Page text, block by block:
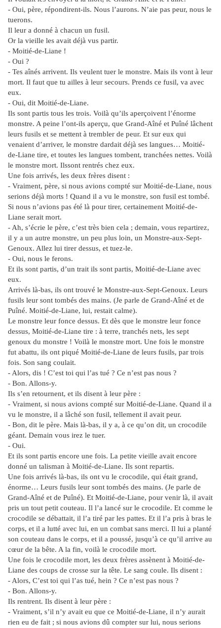
- Oui, père, répondirent-ils. Nous l’aurons. N’aie pas peur, nous le
tuerons.
Il leur a donné à chacun un fusil.
Or la vieille les avait déjà vus partir.
- Moitié-de-Liane !
- Oui ?
- Tes aînés arrivent. Ils veulent tuer le monstre. Mais ils vont à leur
mort. Il faut que tu ailles à leur secours. Prends ce fusil, va avec
eux.
- Oui, dit Moitié-de-Liane.
Ils sont partis tous les trois. Voilà qu’ils aperçoivent l’énorme
monstre. A peine l’ont-ils aperçu, que Grand-Aîné et Puîné lâchent
leurs fusils et se mettent à trembler de peur. Et sur eux qui
venaient d’arriver, le monstre dardait déjà ses langues… Moitié-
de-Liane tire, et toutes les langues tombent, tranchées nettes. Voilà
le monstre mort. Ilssont rentrés chez eux.
Une fois arrivés, les deux frères disent :
- Vraiment, père, si nous avions compté sur Moitié-de-Liane, nous
serions déjà morts ! Quand il a vu le monstre, son fusil est tombé.
Si nous n’avions pas été là pour tirer, certainement Moitié-de-
Liane serait mort.
- Ah, s’écrie le père, c’est très bien cela ; demain, vous repartirez,
il y a un autre monstre, un peu plus loin, un Monstre-aux-Sept-
Genoux. Allez lui tirer dessus, et tuez-le.
- Oui, nous le ferons.
Et ils sont partis, d’un trait ils sont partis, Moitié-de-Liane avec
eux.
Arrivés là-bas, ils ont trouvé le Monstre-aux-Sept-Genoux. Leurs
fusils leur sont tombés des mains. (Je parle de Grand-Aîné et de
Puîné. Moitié-de-Liane, lui, restait calme).
Le monstre leur fonce dessus. Et dès que le monstre leur fonce
dessus, Moitié-de-Liane tire : à terre, tranchés nets, les sept
genoux du monstre ! Voilà le monstre mort. Une fois le monstre
fut abattu, ils ont piqué Moitié-de-Liane de leurs fusils, par trois
fois. Son sang coulait.
- Alors, dis ! C’est toi qui l’as tué ? Ce n’est pas nous ?
- Bon. Allons-y.
Ils s’en retournent, et ils disent à leur père :
- Vraiment, si nous avions compté sur Moitié-de-Liane. Quand il a
vu le monstre, il a lâché son fusil, tellement il avait peur.
- Bon, dit le père. Mais là-bas, il y a, à ce qu’on dit, un crocodile
géant. Demain vous irez le tuer.
- Oui.
Et ils sont partis encore une fois. La petite vieille avait encore
donné un talisman à Moitié-de-Liane. Ils sont repartis.
Une fois arrivés là-bas, ils ont vu le crocodile, qui était grand,
énorme… Leurs fusils leur sont tombés des mains. (Je parle de
Grand-Aîné et de Puîné). Et Moitié-de-Liane, pour venir là, il avait
pris un tout petit couteau. Il l’a lancé sur le crocodile. Et comme le
crocodile se débattait, il l’a tiré par les pattes. Et il l’a pris à bras le
corps, et il a lutté avec lui, en un combat sans merci. Il lui a planté
son couteau dans le corps, et il a poussé, jusqu’à ce qu’il arrive au
cœur de la bête. A la fin, voilà le crocodile mort.
Une fois le crocodile mort, les deux frères assènent à Moitié-de-
Liane des coups de crosse sur la tête. Le sang coule. Ils disent :
- Alors, C’est toi qui l’as tué, hein ? Ce n’est pas nous ?
- Bon. Allons-y.
Ils rentrent. Ils disent à leur père :
- Vraiment, s’il n’y avait eu que ce Moitié-de-Liane, il n’y aurait
rien eu de fait ; si nous avions dû compter sur lui, nous serions